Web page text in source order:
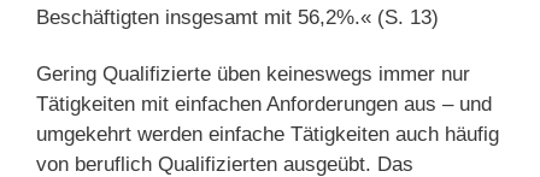
Beschäftigten insgesamt mit 56,2%.« (S. 13)
Gering Qualifizierte üben keineswegs immer nur
Tätigkeiten mit einfachen Anforderungen aus – und
umgekehrt werden einfache Tätigkeiten auch häufig
von beruflich Qualifizierten ausgeübt. Das